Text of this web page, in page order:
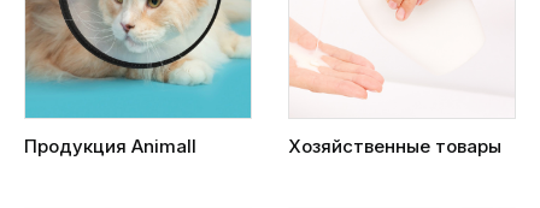
Продукция Animall Хозяйственные товары